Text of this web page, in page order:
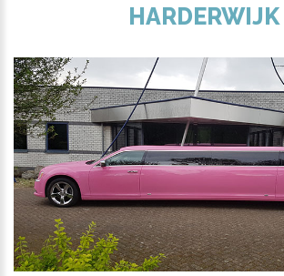
HARDERWIJK